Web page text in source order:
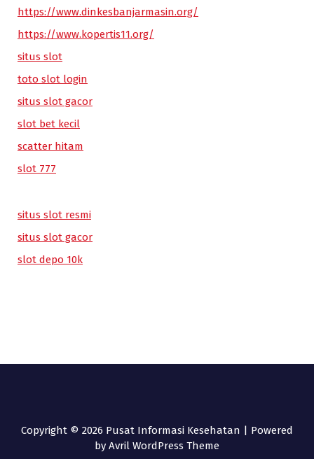
https://www.dinkesbanjarmasin.org/
https://www.kopertis11.org/
situs slot
toto slot login
situs slot gacor
slot bet kecil
scatter hitam
slot 777
situs slot resmi
situs slot gacor
slot depo 10k
Copyright © 2026 Pusat Informasi Kesehatan | Powered
by Avril WordPress Theme